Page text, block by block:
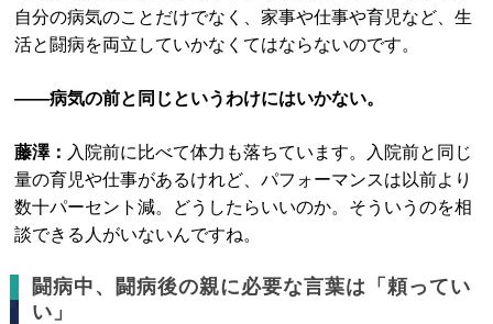
自分の病気のことだけでなく、家事や仕事や育児など、生
活と闘病を両立していかなくてはならないのです。
――病気の前と同じというわけにはいかない。
藤澤： 入院前に比べて体力も落ちています。入院前と同じ
量の育児や仕事があるけれど、パフォーマンスは以前より
数十パーセント減。どうしたらいいのか。そういうのを相
談できる人がいないんですね。
闘病中、闘病後の親に必要な言葉は「頼ってい
い」